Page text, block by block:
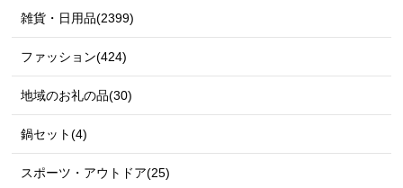
雑貨・日用品(2399)
ファッション(424)
地域のお礼の品(30)
鍋セット(4)
スポーツ・アウトドア(25)